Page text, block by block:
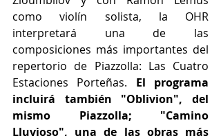
como violín solista, la OHR
interpretará una de las
composiciones más importantes del
repertorio de Piazzolla: Las Cuatro
Estaciones Porteñas. El programa
incluirá también "Oblivion", del
mismo Piazzolla; "Camino
Lluvioso", una de las obras más